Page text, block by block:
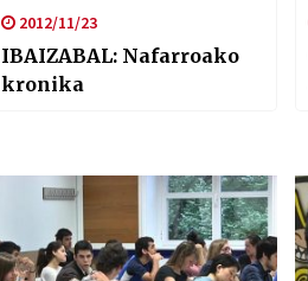
2012/11/23
IBAIZABAL: Nafarroako
kronika